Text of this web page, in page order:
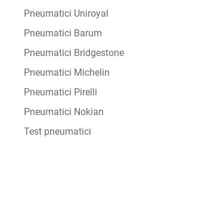
Pneumatici Uniroyal
Pneumatici Barum
Pneumatici Bridgestone
Pneumatici Michelin
Pneumatici Pirelli
Pneumatici Nokian
Test pneumatici